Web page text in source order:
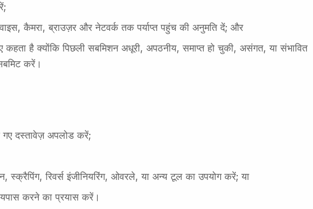
कैमरा, ब्राउज़र और नेटवर्क तक पर्याप्त पहुंच की अनुमति दें; और
है क्योंकि पिछली सबमिशन अधूरी, अपठनीय, समाप्त हो चुकी, असंगत, या संभावित
करें।
गए दस्तावेज़ अपलोड करें;
स्क्रैपिंग, रिवर्स इंजीनियरिंग, ओवरले, या अन्य टूल का उपयोग करें; या
करने का प्रयास करें।